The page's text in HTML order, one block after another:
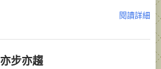
閱讀詳細
亦步亦趨